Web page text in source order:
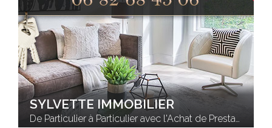
SYLVETTE IMMOBILIER
De Particulier à Particulier avec l'Achat de Prestation Immobilière